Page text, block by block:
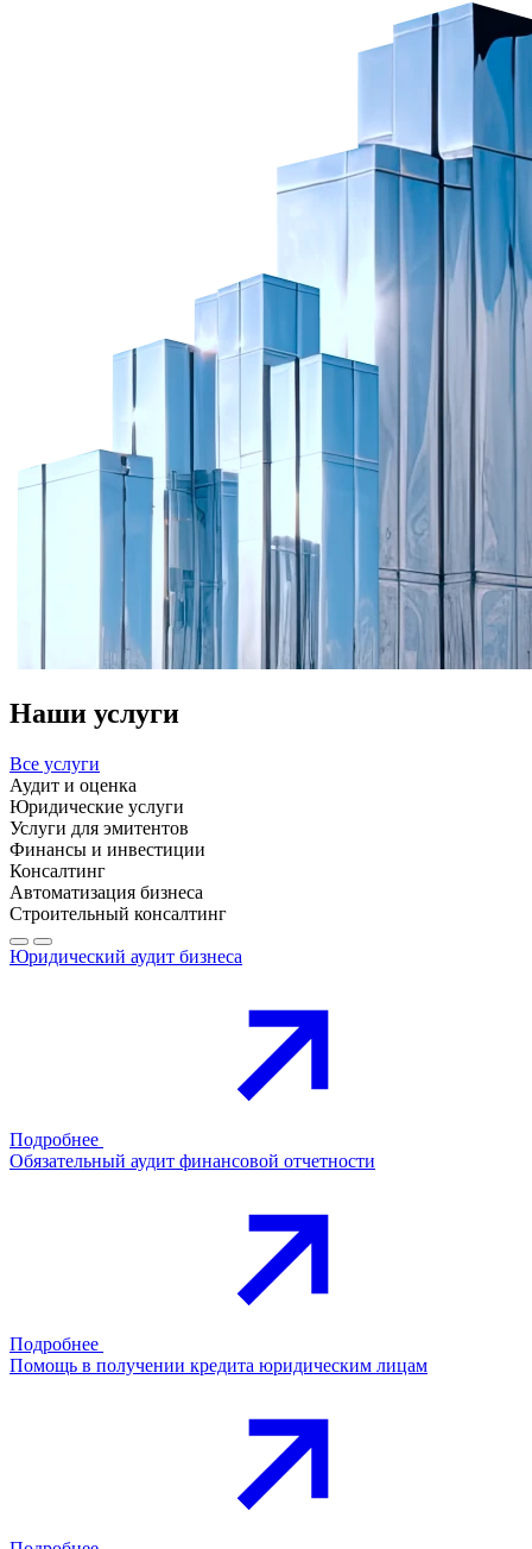
Наши услуги
Все услуги
Аудит и оценка
Юридические услуги
Услуги для эмитентов
Финансы и инвестиции
Консалтинг
Автоматизация бизнеса
Строительный консалтинг
Юридический аудит бизнеса
Подробнее
Обязательный аудит финансовой отчетности
Подробнее
Помощь в получении кредита юридическим лицам